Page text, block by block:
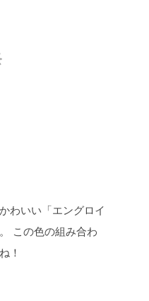
わいい「エングロイ
この色の組み合わ
！